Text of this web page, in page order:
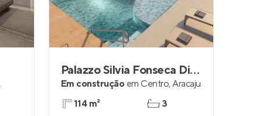
Palazzo Silvia Fonseca Diniz
Em construção em Centro,Aracaju
114 m²
3